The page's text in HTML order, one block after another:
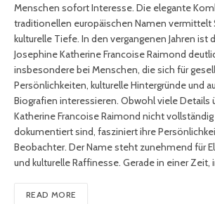
Menschen sofort Interesse. Die elegante
traditionellen europäischen Namen vermittelt
kulturelle Tiefe. In den vergangenen Jahren ist
Josephine Katherine Francoise Raimond
insbesondere bei Menschen, die sich für
Persönlichkeiten, kulturelle Hintergründe und
Biografien interessieren. Obwohl viele Details
Katherine Francoise Raimond nicht
dokumentiert sind, fasziniert ihre
Beobachter. Der Name steht zunehmend für
und kulturelle Raffinesse. Gerade in einer Zeit,
READ MORE